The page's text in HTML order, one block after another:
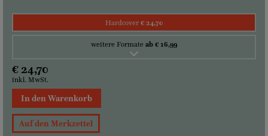
Hardcover € 24,70
weitere Formate ab € 16,99
€ 24,70
inkl. MwSt.
In den Warenkorb
Auf den Merkzettel